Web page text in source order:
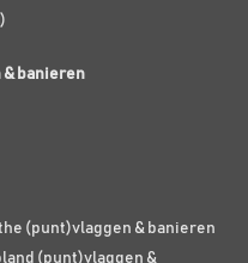
& banieren
(punt)vlaggen & banieren
(punt)vlaggen &